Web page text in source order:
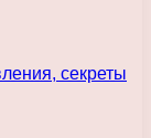
секреты